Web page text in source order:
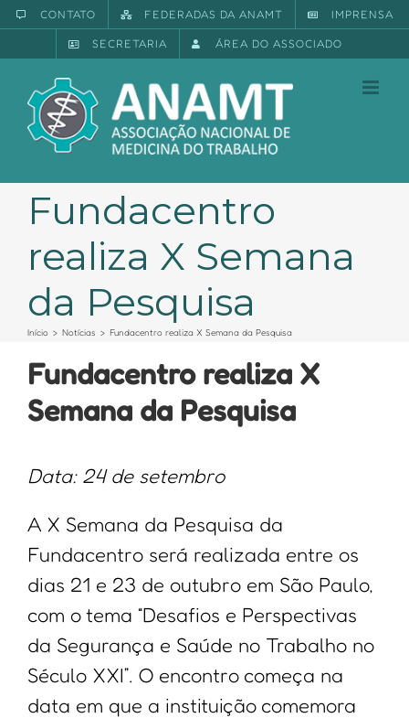
para
CONTATO FEDERADAS DA ANAMT IMPRENSA
SECRETARIA ÁREA DO ASSOCIADO
Fundacentro
realiza X Semana
da Pesquisa
Início Notícias Fundacentro realiza X Semana da Pesquisa
Fundacentro realiza X
Semana da Pesquisa
Data: 24 de setembro
A X Semana da Pesquisa da
Fundacentro será realizada entre os
dias 21 e 23 de outubro em São Paulo,
com o tema “Desafios e Perspectivas
da Segurança e Saúde no Trabalho no
Século XXI”. O encontro começa na
data em que a instituição comemora